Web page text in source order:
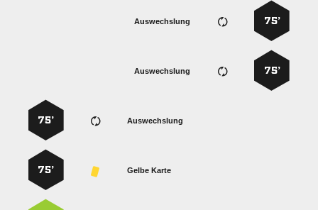
75’
Auswechslung
75’
Auswechslung
Auswechslung
75’
Gelbe Karte
75’